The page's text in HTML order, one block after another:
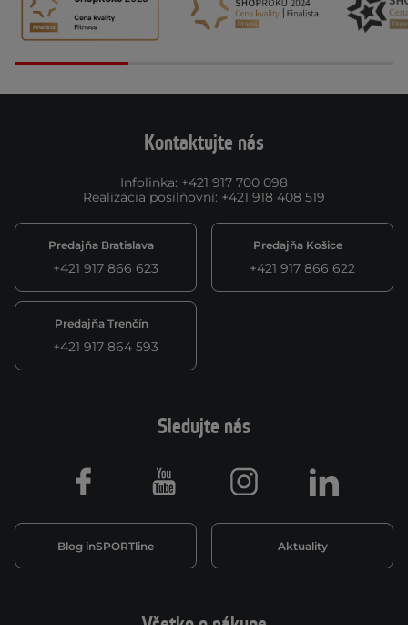
Kontaktujte nás
Infolinka: +421 917 700 098
Realizácia posilňovní: +421 918 408 519
Predajňa Bratislava
+421 917 866 623
Predajňa Košice
+421 917 866 622
Predajňa Trenčín
+421 917 864 593
Sledujte nás
Blog inSPORTline Aktuality
Facebook Youtube Instagram LinkedIn